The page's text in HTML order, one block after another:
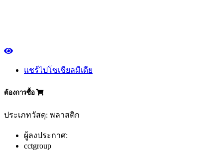
แชร์ไปโซเชียลมีเดีย
ต้องการซื้อ
ประเภทวัสดุ: พลาสติก
ผู้ลงประกาศ:
cctgroup